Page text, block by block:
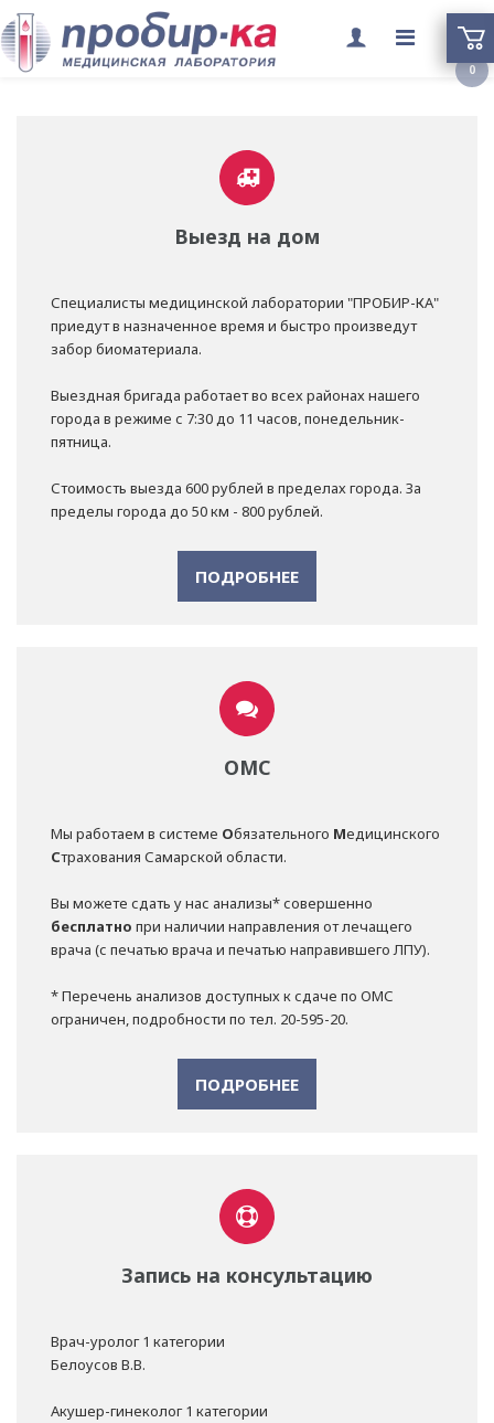
меню
Выезд на дом
Специалисты медицинской лаборатории "ПРОБИР-КА"
приедут в назначенное время и быстро произведут
забор биоматериала.
Выездная бригада работает во всех районах нашего
города в режиме с 7:30 до 11 часов, понедельник-
пятница.
Стоимость выезда 600 рублей в пределах города. За
пределы города до 50 км - 800 рублей.
ПОДРОБНЕЕ
ОМС
Мы работаем в системе Обязательного Медицинского
Страхования Самарской области.
Вы можете сдать у нас анализы* совершенно
бесплатно при наличии направления от лечащего
врача (с печатью врача и печатью направившего ЛПУ).
* Перечень анализов доступных к сдаче по ОМС
ограничен, подробности по тел. 20-595-20.
ПОДРОБНЕЕ
Запись на консультацию
Врач-уролог 1 категории
Белоусов В.В.
Акушер-гинеколог 1 категории
0